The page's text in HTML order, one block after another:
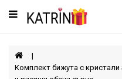
Категории
МЪЖЕ
Комплект бижута с